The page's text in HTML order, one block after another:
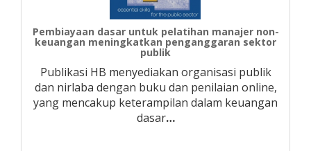
Pembiayaan dasar untuk pelatihan manajer non-
keuangan meningkatkan penganggaran sektor
publik
Publikasi HB menyediakan organisasi publik
dan nirlaba dengan buku dan penilaian online,
yang mencakup keterampilan dalam keuangan
dasar…